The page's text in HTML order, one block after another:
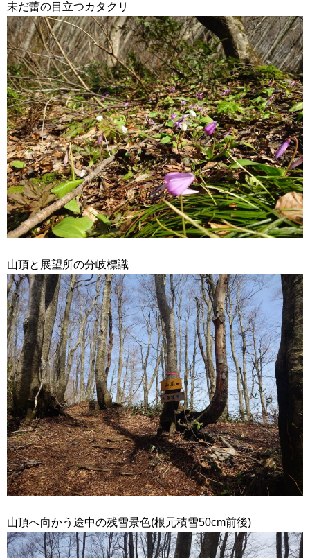
未だ蕾の目立つカタクリ
山頂と展望所の分岐標識
山頂へ向かう途中の残雪景色(根元積雪50cm前後)